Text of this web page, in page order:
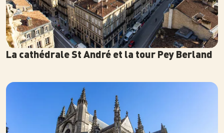
La cathédrale St André et la tour Pey Berland